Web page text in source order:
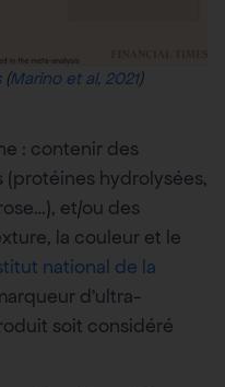
(Marino et al, 2021)
: contenir des
hydrolysées,
et/ou des
la couleur et le
national de la
d’ultra-
soit considéré